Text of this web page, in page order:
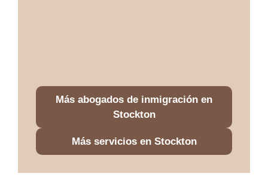
Más abogados de inmigración en
Stockton
Más servicios en Stockton